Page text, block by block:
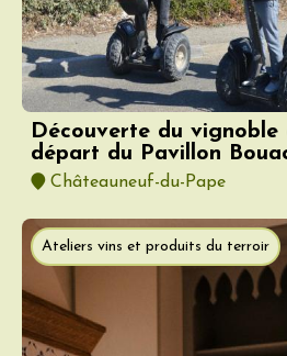
Découverte du vignoble
départ du Pavillon
Châteauneuf-du-Pape
Ateliers vins et produits du terroir